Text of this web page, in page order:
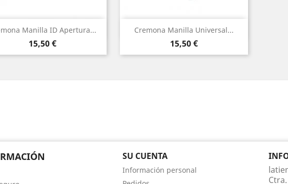
Manilla ID Apertura...
Precio
15,50 €
Vista rápida Cremona Manilla Universal...
Precio
15,50 €
 Vista rápida
SU CUENTA
Información personal